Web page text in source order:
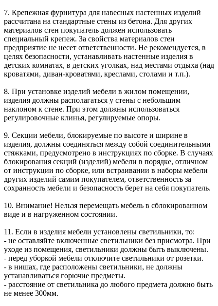
7. Крепежная фурнитура для навесных настенных изделий
рассчитана на стандартные стены из бетона. Для других
материалов стен покупатель должен использовать
специальный крепеж. За свойства материалов стен
предприятие не несет ответственности. Не рекомендуется, в
целях безопасности, устанавливать настенные изделия в
детских комнатах, в детских уголках, над местами отдыха (над
кроватями, диван-кроватями, креслами, столами и т.п.).
8. При установке изделий мебели в жилом помещении,
изделия должны располагаться у стены с небольшим
наклоном к стене. При этом должны использоваться
регулировочные клинья, регулируемые опоры.
9. Секции мебели, блокируемые по высоте и ширине в
изделия, должны соединяться между собой соединительными
стяжками, предусмотрено в инструкциях по сборке. В случаях
блокирования секций (изделий) мебели в порядке, отличном
от инструкции по сборке, или встраивании в наборы мебели
других изделий самим покупателем, ответственность за
сохранность мебели и безопасность берет на себя покупатель.
10. Внимание! Нельзя перемещать мебель в сблокированном
виде и в нагруженном состоянии.
11. Если в изделия мебели установлены светильники, то:
- не оставляйте включенные светильники без присмотра. При
уходе из помещения, светильники должны быть выключены.
- перед уборкой мебели отключите светильники от розетки.
- в нишах, где расположены светильники, не должны
устанавливаться горючие предметы.
- расстояние от светильника до любого предмета должно быть
не менее 300мм.